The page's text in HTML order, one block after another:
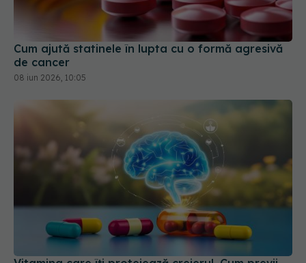
Cum ajută statinele în lupta cu o formă agresivă
08 iun 2026, 10:05
Vitamina care îți protejează creierul. Cum previi
demența
02 apr 2026, 08:48